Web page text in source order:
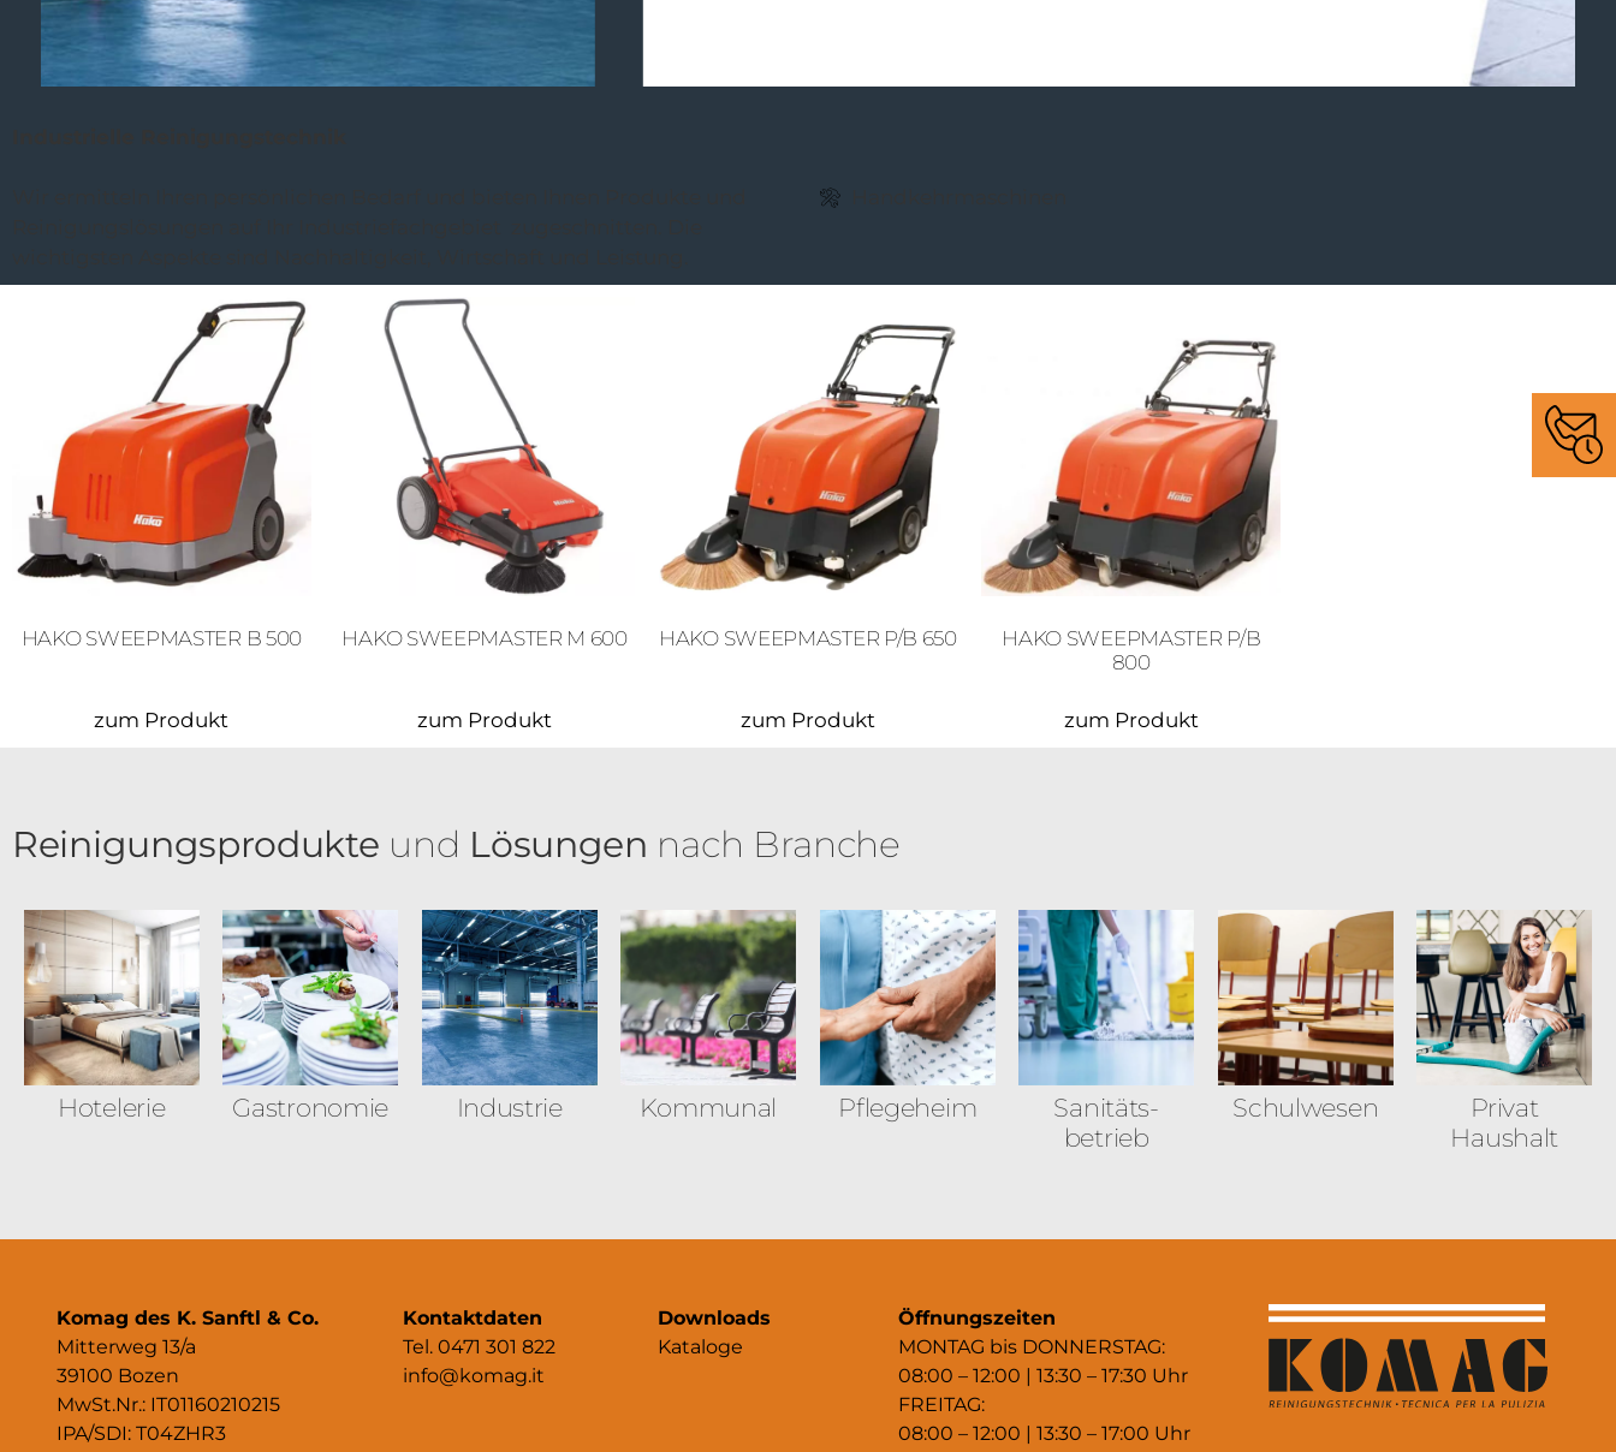
HAKO SWEEPMASTER B 500
zum Produkt
HAKO SWEEPMASTER M 600
zum Produkt
HAKO SWEEPMASTER P/B 650
zum Produkt
HAKO SWEEPMASTER P/B
800
zum Produkt
Reinigungsprodukte und Lösungen nach Branche
Hotelerie Gastronomie Industrie Kommunal Pflegeheim
Sanitäts­
betrieb
Schulwesen
Privat
Haushalt
Komag des K. Sanftl & Co.
Mitterweg 13/a
39100 Bozen
MwSt.Nr.: IT01160210215
IPA/SDI: T04ZHR3
Kontaktdaten
Tel. 0471 301 822
info@komag.it
Downloads
Kataloge
Öffnungszeiten
MONTAG bis DONNERSTAG:
08:00 – 12:00 | 13:30 – 17:30 Uhr
FREITAG:
08:00 – 12:00 | 13:30 – 17:00 Uhr